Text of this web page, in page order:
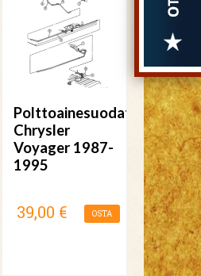
Polttoainesuodatin
Chrysler
Voyager 1987-
1995
39,00 € OSTA